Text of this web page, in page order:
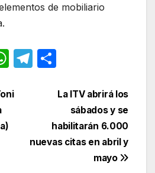
de mobiliario
W
at
T
a
m
m
ar
tir
La ITV abrirá los
sábados y se
habilitarán 6.000
nuevas citas en abril y
mayo